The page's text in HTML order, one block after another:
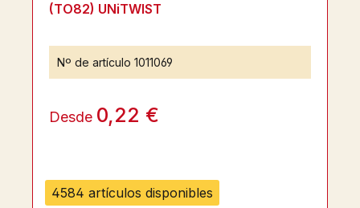
4584 artículos disponibles
(TO82) UNiTWIST
Nº de artículo 1011069
Desde 0,22 €